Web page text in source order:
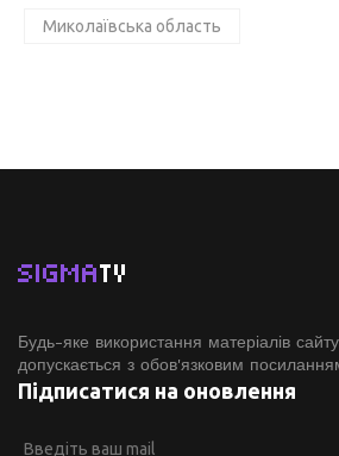
Миколаївська область
SIGMATV
Будь-яке використання матеріалів
допускається з обов'язковим
Підписатися на оновлення